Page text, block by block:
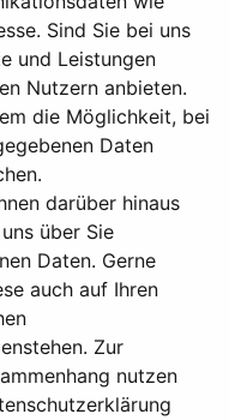
Sind Sie bei uns
und Leistungen
Nutzern anbieten.
die Möglichkeit, bei
Daten
darüber hinaus
über Sie
Daten. Gerne
auch auf Ihren
Zur
nutzen